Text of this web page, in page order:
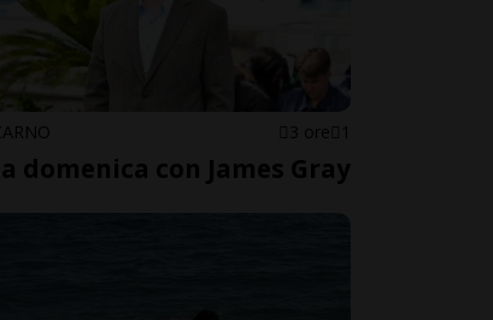
3 ore 1
domenica con James Gray